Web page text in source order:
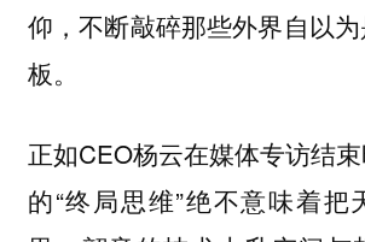
仰，不断敲碎那些外界自以
板。
正如CEO杨云在媒体专访结
的“终局思维”绝不意味着把